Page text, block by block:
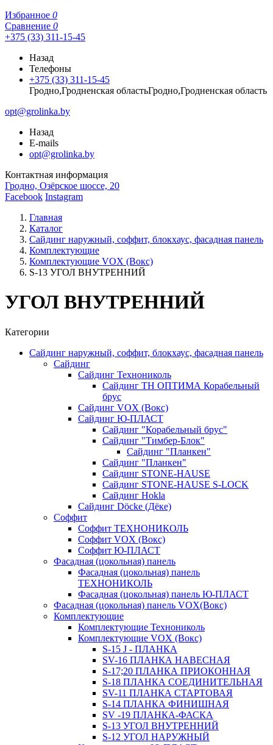
Избранное 0
Сравнение 0
+375 (33) 311-15-45
Назад
Телефоны
+375 (33) 311-15-45
Гродно,Гродненская областьГродно,Гродненская область
opt@grolinka.by
Назад
E-mails
opt@grolinka.by
Контактная информация
Гродно, Озёрское шоссе, 20
Facebook Instagram
Главная
Каталог
Сайдинг наружный, соффит, блокхаус, фасадная панель
Комплектующие
Комплектующие VOX (Вокс)
S-13 УГОЛ ВНУТРЕННИЙ
УГОЛ ВНУТРЕННИЙ
Категории
Сайдинг наружный, соффит, блокхаус, фасадная панель
Сайдинг
Сайдинг Технониколь
Сайдинг ТН ОПТИМА Корабельный
брус
Сайдинг VOX (Вокс)
Сайдинг Ю-ПЛАСТ
Сайдинг "Корабельный брус"
Сайдинг "Тимбер-Блок"
Сайдинг "Планкен"
Сайдинг "Планкен"
Сайдинг STONE-HAUSE
Сайдинг STONE-HAUSE S-LOCK
Сайдинг Hokla
Сайдинг Döcke (Дёке)
Соффит
Соффит ТЕХНОНИКОЛЬ
Соффит VOX (Вокс)
Соффит Ю-ПЛАСТ
Фасадная (цокольная) панель
Фасадная (цокольная) панель
ТЕХНОНИКОЛЬ
Фасадная (цокольная) панель Ю-ПЛАСТ
Фасадная (цокольная) панель VOX(Вокс)
Комплектующие
Комплектующие Технониколь
Комплектующие VOX (Вокс)
S-15 J - ПЛАНКА
SV-16 ПЛАНКА НАВЕСНАЯ
S-17;20 ПЛАНКА ПРИОКОННАЯ
S-18 ПЛАНКА СОЕДИНИТЕЛЬНАЯ
SV-11 ПЛАНКА СТАРТОВАЯ
S-14 ПЛАНКА ФИНИШНАЯ
SV -19 ПЛАНКА-ФАСКА
S-13 УГОЛ ВНУТРЕННИЙ
S-12 УГОЛ НАРУЖНЫЙ